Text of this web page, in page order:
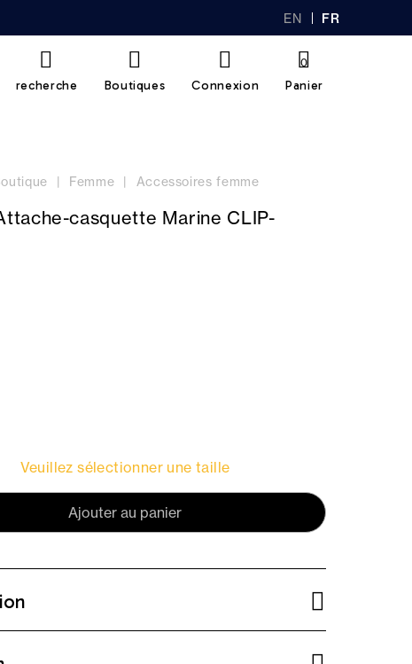
EN FR
recherche Boutiques Connexion Panier
0
Femme Accessoires femme
casquette Marine CLIP-
Veuillez sélectionner une taille
Ajouter au panier